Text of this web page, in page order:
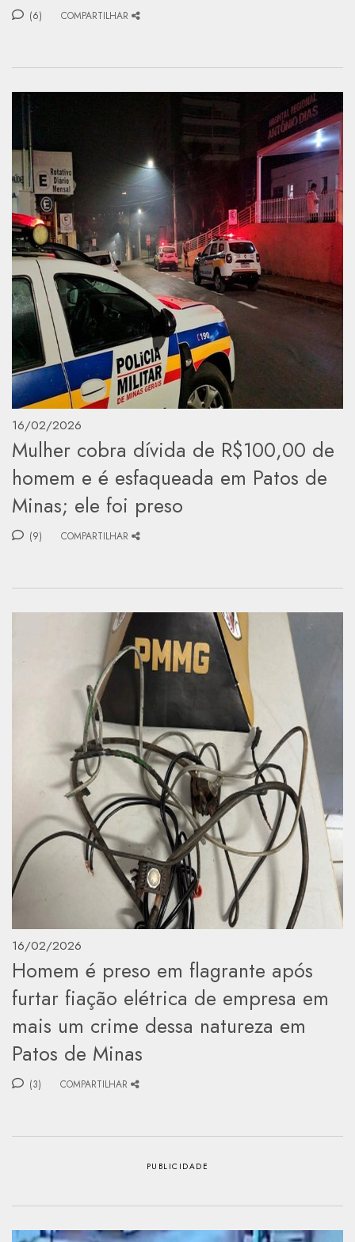
(6) COMPARTILHAR
16/02/2026
Mulher cobra dívida de R$100,00 de
homem e é esfaqueada em Patos de
Minas; ele foi preso
(9) COMPARTILHAR
16/02/2026
Homem é preso em flagrante após
furtar fiação elétrica de empresa em
mais um crime dessa natureza em
Patos de Minas
(3) COMPARTILHAR